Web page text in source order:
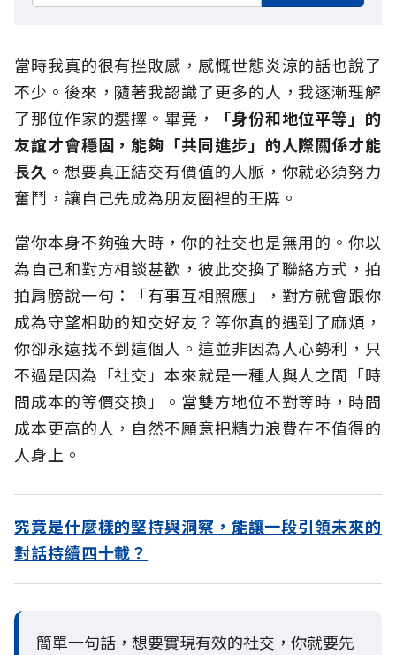
當時我真的很有挫敗感，感慨世態炎涼的話也說了
不少。後來，隨著我認識了更多的人，我逐漸理解
了那位作家的選擇。畢竟，
「身份和地位平等」的
友誼才會穩固，能夠「共同進步」的人際關係才能
長久。 想要真正結交有價值的人脈，你就必須努力
奮鬥，讓自己先成為朋友圈裡的王牌。
當你本身不夠強大時，你的社交也是無用的。你以
為自己和對方相談甚歡，彼此交換了聯絡方式，拍
拍肩膀說一句：「有事互相照應」，對方就會跟你
成為守望相助的知交好友？等你真的遇到了麻煩，
你卻永遠找不到這個人。這並非因為人心勢利，只
不過是因為「社交」本來就是一種人與人之間「時
間成本的等價交換」。當雙方地位不對等時，時間
成本更高的人，自然不願意把精力浪費在不值得的
人身上。
究竟是什麼樣的堅持與洞察，能讓一段引領未來的
對話持續四十載？
簡單一句話，想要實現有效的社交，你就要先